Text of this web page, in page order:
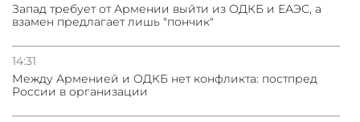
Запад требует от Армении выйти из ОДКБ и ЕАЭС, а
взамен предлагает лишь "пончик"
14:31
Между Арменией и ОДКБ нет конфликта: постпред
России в организации